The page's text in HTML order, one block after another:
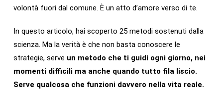
volontà fuori dal comune. È un atto d’amore verso di te.
In questo articolo, hai scoperto 25 metodi sostenuti dalla
scienza. Ma la verità è che non basta conoscere le
strategie, serve un metodo che ti guidi ogni giorno, nei
momenti difficili ma anche quando tutto fila liscio.
Serve qualcosa che funzioni davvero nella vita reale.